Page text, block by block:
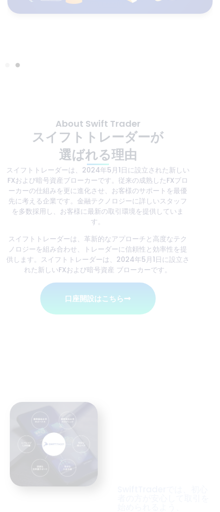
About Swift Trader
スイフトトレーダーが
選ばれる理由
スイフトトレーダーは、2024年5⽉1⽇に設⽴された新しい
FXおよび暗号資産ブローカーです。従来の成熟したFXブロ
ーカーの仕組みを更に進化させ、お客様のサポートを最優
先に考える企業です。⾦融テクノロジーに詳しいスタッフ
を多数採⽤し、お客様に最新の取引環境を提供していま
す。
スイフトトレーダーは、⾰新的なアプローチと⾼度なテク
ノロジーを組み合わせ、トレーダーに信頼性と効率性を提
供します。スイフトトレーダーは、2024年5⽉1⽇に設⽴さ
れた新しいFXおよび暗号資産 ブローカーです。
口座開設はこちら